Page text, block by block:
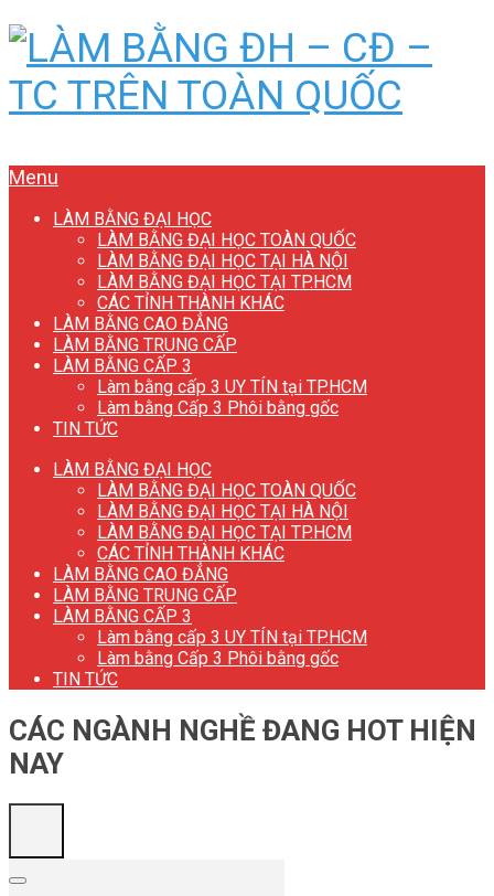
Menu
LÀM BẰNG ĐẠI HỌC
LÀM BẰNG ĐẠI HỌC TOÀN QUỐC
LÀM BẰNG ĐẠI HỌC TẠI HÀ NỘI
LÀM BẰNG ĐẠI HỌC TẠI TP.HCM
CÁC TỈNH THÀNH KHÁC
LÀM BẰNG CAO ĐẲNG
LÀM BẰNG TRUNG CẤP
LÀM BẰNG CẤP 3
Làm bằng cấp 3 UY TÍN tại TP.HCM
Làm bằng Cấp 3 Phôi bằng gốc
TIN TỨC
LÀM BẰNG ĐẠI HỌC
LÀM BẰNG ĐẠI HỌC TOÀN QUỐC
LÀM BẰNG ĐẠI HỌC TẠI HÀ NỘI
LÀM BẰNG ĐẠI HỌC TẠI TP.HCM
CÁC TỈNH THÀNH KHÁC
LÀM BẰNG CAO ĐẲNG
LÀM BẰNG TRUNG CẤP
LÀM BẰNG CẤP 3
Làm bằng cấp 3 UY TÍN tại TP.HCM
Làm bằng Cấp 3 Phôi bằng gốc
TIN TỨC
CÁC NGÀNH NGHỀ ĐANG HOT HIỆN
NAY